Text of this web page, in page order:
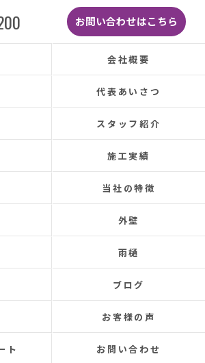
ていただいたのでその後雨漏りも
先日はかなりのドシャ降りでし
も一切ありませんでした。
にお願いしてよかったです、ま
感じの良い方ばかりで安心して
た。
いてくださった皆さまのおかげ
を知ることができました。
して感謝いたします。
ありがとうございました。
くお願いします！ (Translated by
old house has been plagued by roof
years.
the ceiling has leaked, and although
each time, the problem was
the dripping sound would reappear
rainy days incredibly depressing.
to have the cause identified
I searched online reviews daily and
Sangyo.
it was completely different
お問い合わせはこちら
会社概要
代表あいさつ
スタッフ紹介
施工実績
当社の特徴
外壁
雨樋
ブログ
お客様の声
ト お問い合わせ